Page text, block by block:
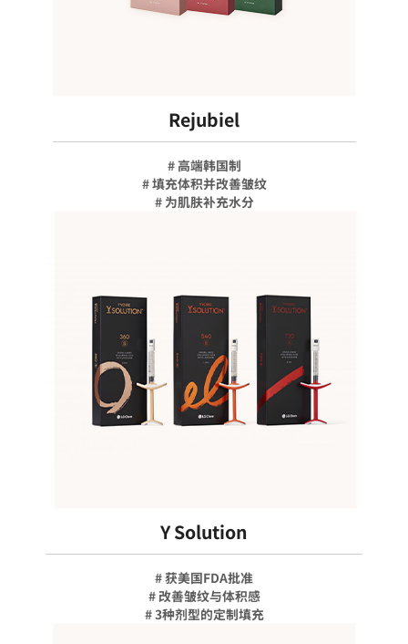
Rejubiel
# 高端韩国制
# 填充体积并改善皱纹
# 为肌肤补充水分
Y Solution
# 获美国FDA批准
# 改善皱纹与体积感
# 3种剂型的定制填充